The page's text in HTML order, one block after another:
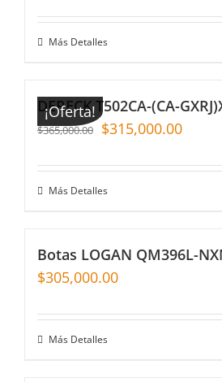
Más Detalles
¡Oferta!
DERECK T502CA-(CA-
$365,000.00 $315,000.00
Más Detalles
Botas LOGAN QM396L-
$305,000.00
Más Detalles